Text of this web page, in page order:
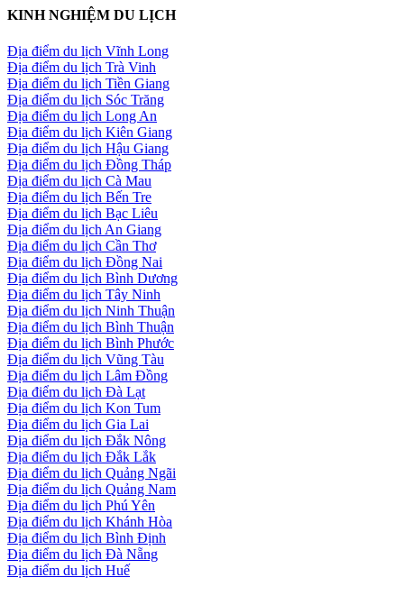
KINH NGHIỆM DU LỊCH
Địa điểm du lịch Vĩnh Long
Địa điểm du lịch Trà Vinh
Địa điểm du lịch Tiền Giang
Địa điểm du lịch Sóc Trăng
Địa điểm du lịch Long An
Địa điểm du lịch Kiên Giang
Địa điểm du lịch Hậu Giang
Địa điểm du lịch Đồng Tháp
Địa điểm du lịch Cà Mau
Địa điểm du lịch Bến Tre
Địa điểm du lịch Bạc Liêu
Địa điểm du lịch An Giang
Địa điểm du lịch Cần Thơ
Địa điểm du lịch Đồng Nai
Địa điểm du lịch Bình Dương
Địa điểm du lịch Tây Ninh
Địa điểm du lịch Ninh Thuận
Địa điểm du lịch Bình Thuận
Địa điểm du lịch Bình Phước
Địa điểm du lịch Vũng Tàu
Địa điểm du lịch Lâm Đồng
Địa điểm du lịch Đà Lạt
Địa điểm du lịch Kon Tum
Địa điểm du lịch Gia Lai
Địa điểm du lịch Đắk Nông
Địa điểm du lịch Đắk Lắk
Địa điểm du lịch Quảng Ngãi
Địa điểm du lịch Quảng Nam
Địa điểm du lịch Phú Yên
Địa điểm du lịch Khánh Hòa
Địa điểm du lịch Bình Định
Địa điểm du lịch Đà Nẵng
Địa điểm du lịch Huế